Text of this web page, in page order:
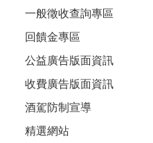
一般徵收查詢專區
回饋金專區
公益廣告版面資訊
收費廣告版面資訊
酒駕防制宣導
精選網站